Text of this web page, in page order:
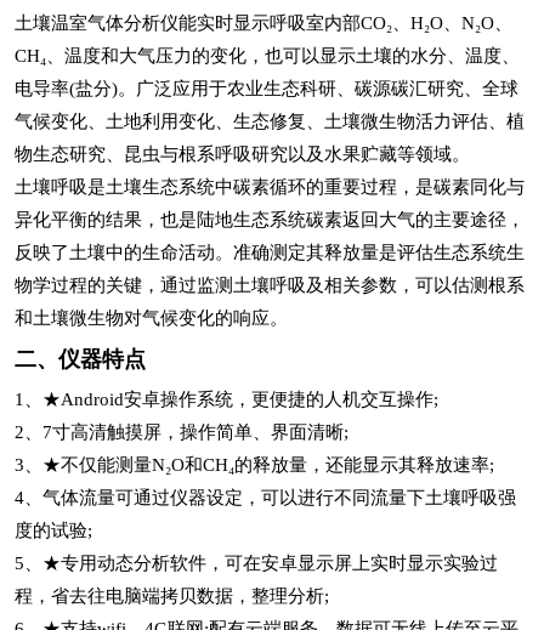
土壤温室气体分析仪能实时显示呼吸室内部CO₂、H₂O、N₂O、
CH₄、温度和大气压力的变化，也可以显示土壤的水分、温度、
电导率(盐分)。广泛应用于农业生态科研、碳源碳汇研究、全球
气候变化、土地利用变化、生态修复、土壤微生物活力评估、植
物生态研究、昆虫与根系呼吸研究以及水果贮藏等领域。
土壤呼吸是土壤生态系统中碳素循环的重要过程，是碳素同化与
异化平衡的结果，也是陆地生态系统碳素返回大气的主要途径，
反映了土壤中的生命活动。准确测定其释放量是评估生态系统生
物学过程的关键，通过监测土壤呼吸及相关参数，可以估测根系
和土壤微生物对气候变化的响应。
二、仪器特点
1、★Android安卓操作系统，更便捷的人机交互操作;
2、7寸高清触摸屏，操作简单、界面清晰;
3、★不仅能测量N₂O和CH₄的释放量，还能显示其释放速率;
4、气体流量可通过仪器设定，可以进行不同流量下土壤呼吸强
度的试验;
5、★专用动态分析软件，可在安卓显示屏上实时显示实验过
程，省去往电脑端拷贝数据，整理分析;